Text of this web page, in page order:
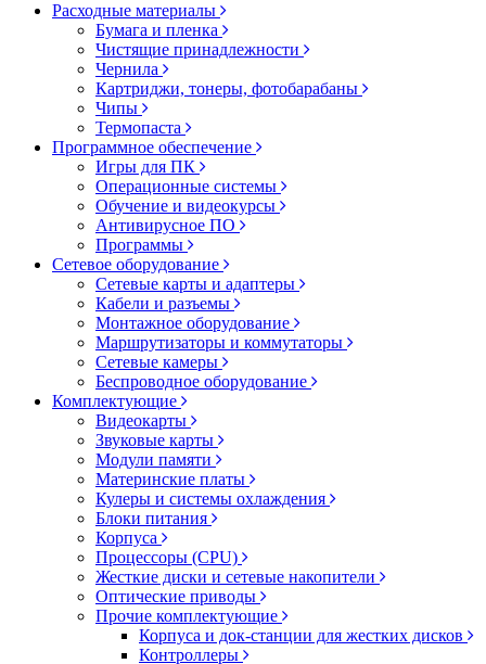
Расходные материалы
Бумага и пленка
Чистящие принадлежности
Чернила
Картриджи, тонеры, фотобарабаны
Чипы
Термопаста
Программное обеспечение
Игры для ПК
Операционные системы
Обучение и видеокурсы
Антивирусное ПО
Программы
Сетевое оборудование
Сетевые карты и адаптеры
Кабели и разъемы
Монтажное оборудование
Маршрутизаторы и коммутаторы
Сетевые камеры
Беспроводное оборудование
Комплектующие
Видеокарты
Звуковые карты
Модули памяти
Материнские платы
Кулеры и системы охлаждения
Блоки питания
Корпуса
Процессоры (CPU)
Жесткие диски и сетевые накопители
Оптические приводы
Прочие комплектующие
Корпуса и док-станции для жестких дисков
Контроллеры